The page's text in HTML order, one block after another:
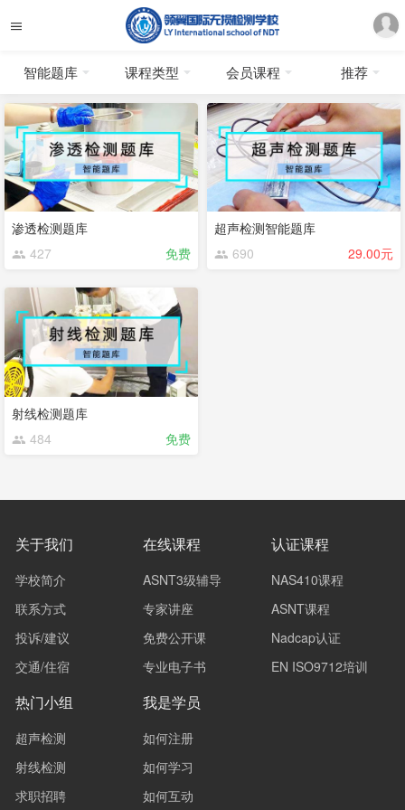
智能题库 课程类型 会员课程 推荐
渗透检测题库
427
免费
超声检测智能题库
690
29.00元
射线检测题库
484
免费
关于我们
学校简介
联系方式
投诉/建议
交通/住宿
在线课程
ASNT3级辅导
专家讲座
免费公开课
专业电子书
认证课程
NAS410课程
ASNT课程
Nadcap认证
EN ISO9712培训
热门小组
超声检测
射线检测
求职招聘
我是学员
如何注册
如何学习
如何互动